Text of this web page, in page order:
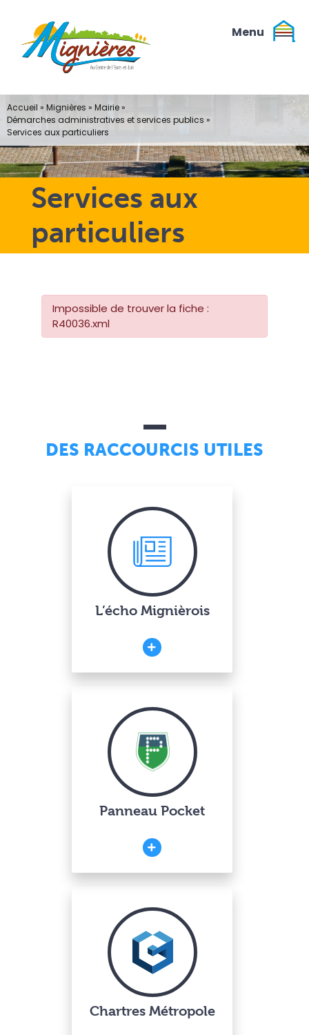
contenu
Services aux
particuliers
Accueil » Mignières » Mairie»
Démarches administratives et services publics »
Services aux particuliers
Impossible de trouver la fiche :
R40036.xml
DES RACCOURCIS UTILES
L’écho Mignièrois
Panneau Pocket
Chartres Métropole